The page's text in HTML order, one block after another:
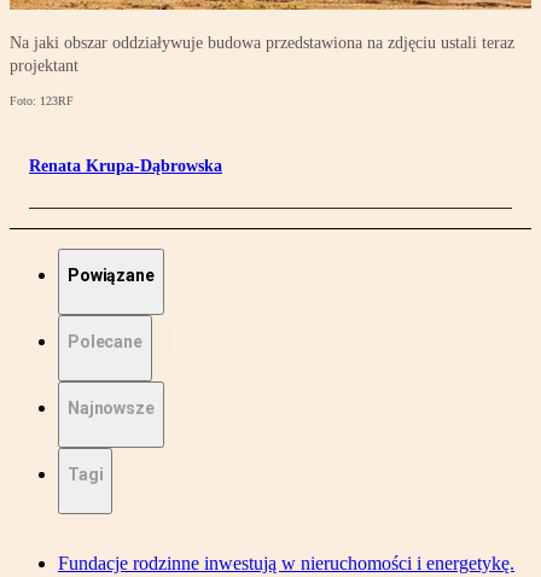
Na jaki obszar oddziaływuje budowa przedstawiona na zdjęciu ustali teraz
projektant
Foto: 123RF
Renata Krupa-Dąbrowska
Powiązane
Polecane
Najnowsze
Tagi
Fundacje rodzinne inwestują w nieruchomości i energetykę.